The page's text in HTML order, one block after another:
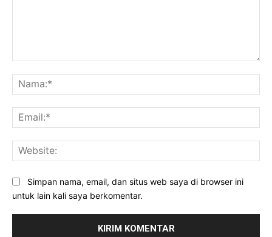
Simpan nama, email, dan situs web saya di browser ini
untuk lain kali saya berkomentar.